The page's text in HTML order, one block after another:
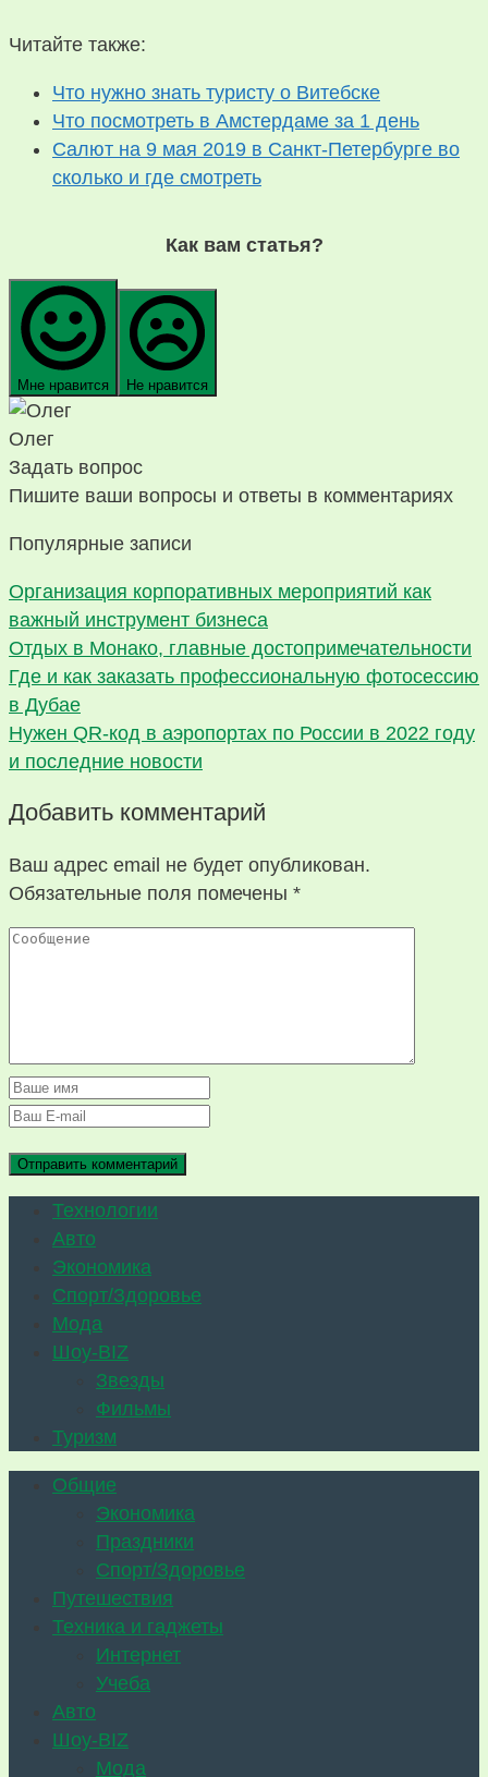
Читайте также:
Что нужно знать туристу о Витебске
Что посмотреть в Амстердаме за 1 день
Салют на 9 мая 2019 в Санкт-Петербурге во
сколько и где смотреть
Как вам статья?
Мне нравится Не нравится
Олег
Задать вопрос
Пишите ваши вопросы и ответы в комментариях
Популярные записи
Организация корпоративных мероприятий как
важный инструмент бизнеса
Отдых в Монако, главные достопримечательности
Где и как заказать профессиональную фотосессию
в Дубае
Нужен QR-код в аэропортах по России в 2022 году
и последние новости
Добавить комментарий
Ваш адрес email не будет опубликован.
Обязательные поля помечены *
Технологии
Авто
Экономика
Спорт/Здоровье
Мода
Шоу-BIZ
Звезды
Фильмы
Туризм
Общие
Экономика
Праздники
Спорт/Здоровье
Путешествия
Техника и гаджеты
Интернет
Учеба
Авто
Шоу-BIZ
Мода